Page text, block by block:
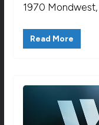
1970
Read More